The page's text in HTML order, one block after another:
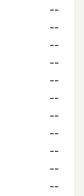
--
--
--
--
--
--
--
--
--
--
--